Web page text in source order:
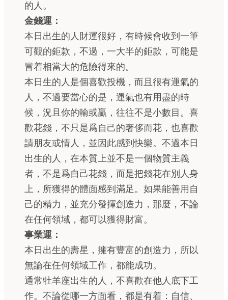
的人。
金錢運：
本日出生的人財運很好，有時候會收到一筆
可觀的鉅款，不過，一大半的鉅款，可能是
冒着相當大的危險得來的。
本日生的人是個喜歡投機，而且很有運氣的
人，不過要當心的是，運氣也有用盡的時
候，況且你的輸或贏，往往不是小數目。喜
歡花錢，不只是爲自己的奢侈而花，也喜歡
請朋友或情人，並因此感到快樂。不過本日
出生的人，在本質上並不是一個物質主義
者，不是爲自己花錢，而是把錢花在別人身
上，所獲得的體面感到滿足。如果能善用自
己的精力，並充分發揮創造力，那麼，不論
在任何領域，都可以獲得財富。
事業運：
本日出生的壽星，擁有豐富的創造力，所以
無論在任何領域工作，都能成功。
通常牡羊座出生的人，不喜歡在他人底下工
作。不論從哪一方面看，都是有着：自信、